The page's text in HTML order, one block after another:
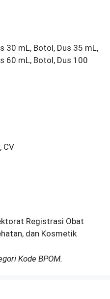
30 mL, Botol, Dus 35 mL,
60 mL, Botol, Dus 100
CV
Registrasi Obat
dan Kosmetik
Kode BPOM.